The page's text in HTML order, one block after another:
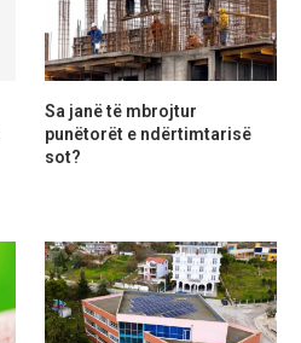
Sa janë të mbrojtur
punëtorët e ndërtimtarisë
sot?